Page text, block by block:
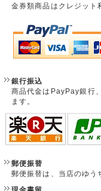
金券類商品はクレジット
銀行振込
商品代金はPayPay銀行
ます。
郵便振替
郵便振替は、当店のゆう
現金書留